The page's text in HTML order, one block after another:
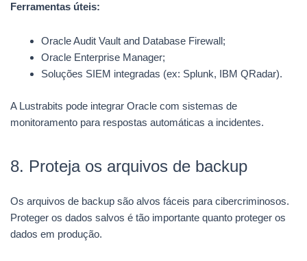
Ferramentas úteis:
Oracle Audit Vault and Database Firewall;
Oracle Enterprise Manager;
Soluções SIEM integradas (ex: Splunk, IBM QRadar).
A Lustrabits pode integrar Oracle com sistemas de
monitoramento para respostas automáticas a incidentes.
8. Proteja os arquivos de backup
Os arquivos de backup são alvos fáceis para cibercriminosos.
Proteger os dados salvos é tão importante quanto proteger os
dados em produção.